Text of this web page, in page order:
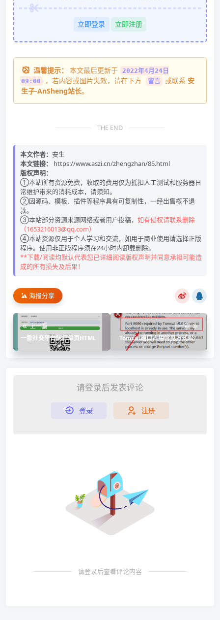
立即登录 立即注册
温馨提示： 本文最后更新于
2022年4月24日
09:00
，若内容或图片失效，请在下方 留言 或联系 安
生子-AnSheng站长。
THE END
本文作者： 安生
本文链接：
https://www.aszi.cn/zhengzhan/85.html
版权声明：
①本站所有资源免费，收取的费用仅为抵扣人工测试和服务器日
常维护带来的消耗成本，请须知。
②因源码、模板、插件等程序具有可复制性，一经出售概不退
款。
③本站部分资源来源网络或者用户投稿， 如有侵权请联系删除
（1653216013@qq.com）
④本站资源仅用于个人学习和交流，如用于商业使用请选择正版
程序。使用非正版程序须在24小时内卸载删除。
**下载/阅读均默认代表您已详细阅读版权声明并同意承担可能造
成的所有损失及后果！
海报分享
上一篇
一款社交平台防红单页HTML
下一篇
Tomcat端口占用常见方式以及
解决方法
请登录后发表评论
登录 注册
请登录后查看评论内容